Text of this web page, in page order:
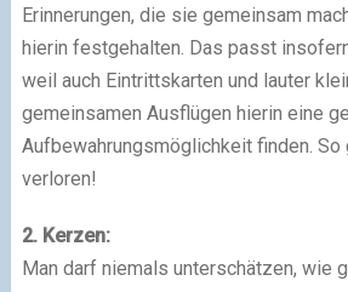
Erinnerungen, die sie gemeinsam
hierin festgehalten. Das passt
weil auch Eintrittskarten und lauter
gemeinsamen Ausflügen hierin eine
Aufbewahrungsmöglichkeit finden. So
verloren!
2. Kerzen:
Man darf niemals unterschätzen, wie